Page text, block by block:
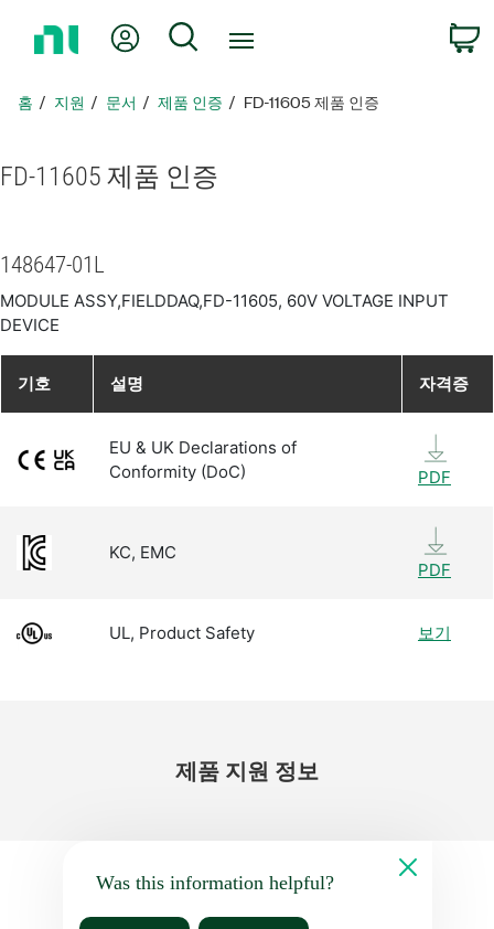
지
아
내 계정 검색
홈 지원 문서 제품 인증 FD-11605 제품 인증
FD-11605 제품 인증
148647-01L
MODULE ASSY,FIELDDAQ,FD-11605, 60V VOLTAGE INPUT
DEVICE
기호 설명 자격증
EU & UK Declarations of
Conformity (DoC)
PDF
KC, EMC
PDF
UL, Product Safety 보기
제품 지원 정보
Was this information helpful?